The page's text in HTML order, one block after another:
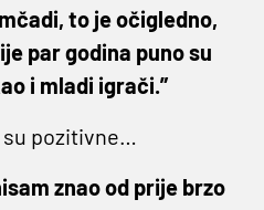
to je očigledno,
par godina puno su
i mladi igrači.”
su pozitivne…
znao od prije brzo